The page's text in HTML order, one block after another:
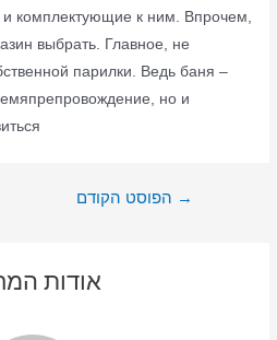
и комплектующие к ним. Впрочем,
выбрать. Главное, не
парилки. Ведь баня –
но и
→ הפוסט הקודם
אודות